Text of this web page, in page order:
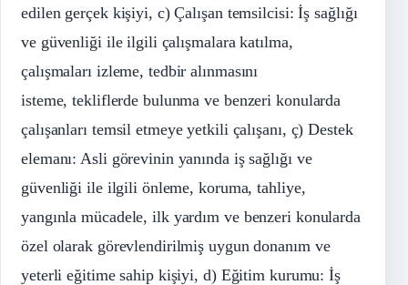
edilen gerçek kişiyi, c) Çalışan temsilcisi: İş sağlığı
ve güvenliği ile ilgili çalışmalara katılma,
çalışmaları izleme, tedbir alınmasını
isteme, tekliflerde bulunma ve benzeri konularda
çalışanları temsil etmeye yetkili çalışanı, ç) Destek
elemanı: Asli görevinin yanında iş sağlığı ve
güvenliği ile ilgili önleme, koruma, tahliye,
yangınla mücadele, ilk yardım ve benzeri konularda
özel olarak görevlendirilmiş uygun donanım ve
yeterli eğitime sahip kişiyi, d) Eğitim kurumu: İş